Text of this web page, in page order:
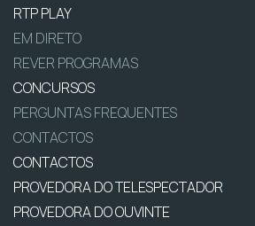
RTP PLAY
EM DIRETO
REVER PROGRAMAS
CONCURSOS
PERGUNTAS FREQUENTES
CONTACTOS
CONTACTOS
PROVEDORA DO TELESPECTADOR
PROVEDORA DO OUVINTE